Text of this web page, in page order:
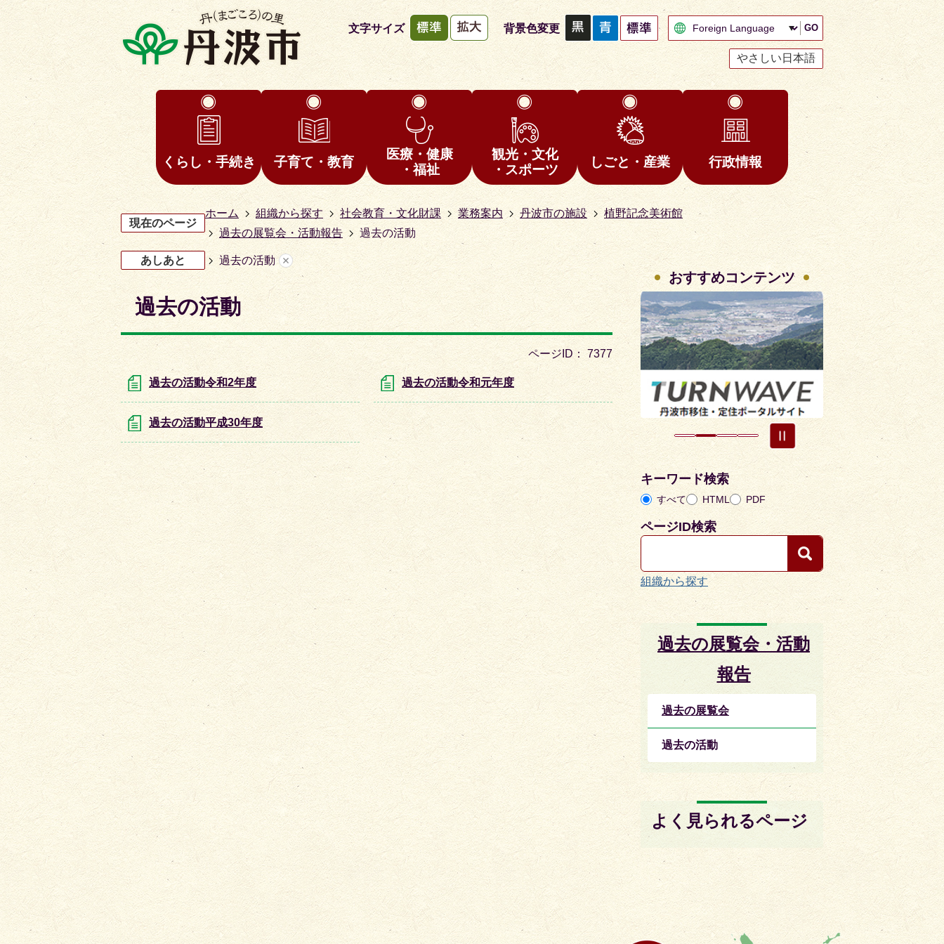
文字サイズ 背景色変更 GO
やさしい日本語
くらし・手続き 子育て・教育
医療・健康
・福祉
観光・文化
・スポーツ
しごと・産業 行政情報
現在のページ
ホーム 組織から探す 社会教育・文化財課 業務案内 丹波市の施設
植野記念美術館
過去の展覧会・活動報告
過去の活動
あしあと 過去の活動
過去の活動
ページID： 7377
過去の活動令和2年度 過去の活動令和元年度
過去の活動平成30年度
おすすめコンテンツ
枚
ス
枚
の
ス
ラ
ス
ラ
2
枚
目
の
イ
3
枚
目
ラ
キーワード検索
すべて HTML PDF
ページID検索
組織から探す
過去の展覧会・活動
報告
過去の展覧会
過去の活動
よく見られるページ